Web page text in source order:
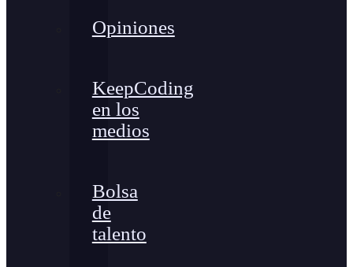
Opiniones
KeepCoding
en los
medios
Bolsa
de
talento